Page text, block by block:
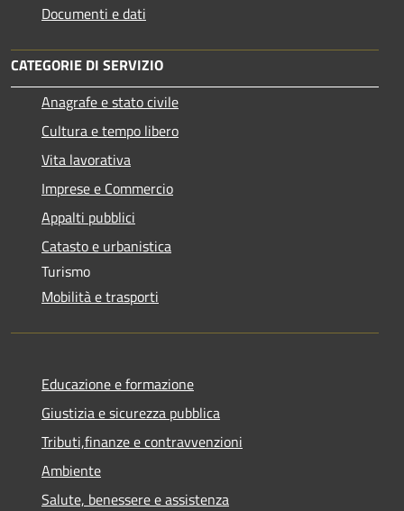
Documenti e dati
CATEGORIE DI SERVIZIO
Anagrafe e stato civile
Cultura e tempo libero
Vita lavorativa
Imprese e Commercio
Appalti pubblici
Catasto e urbanistica
Turismo
Mobilità e trasporti
Educazione e formazione
Giustizia e sicurezza pubblica
Tributi,finanze e contravvenzioni
Ambiente
Salute, benessere e assistenza